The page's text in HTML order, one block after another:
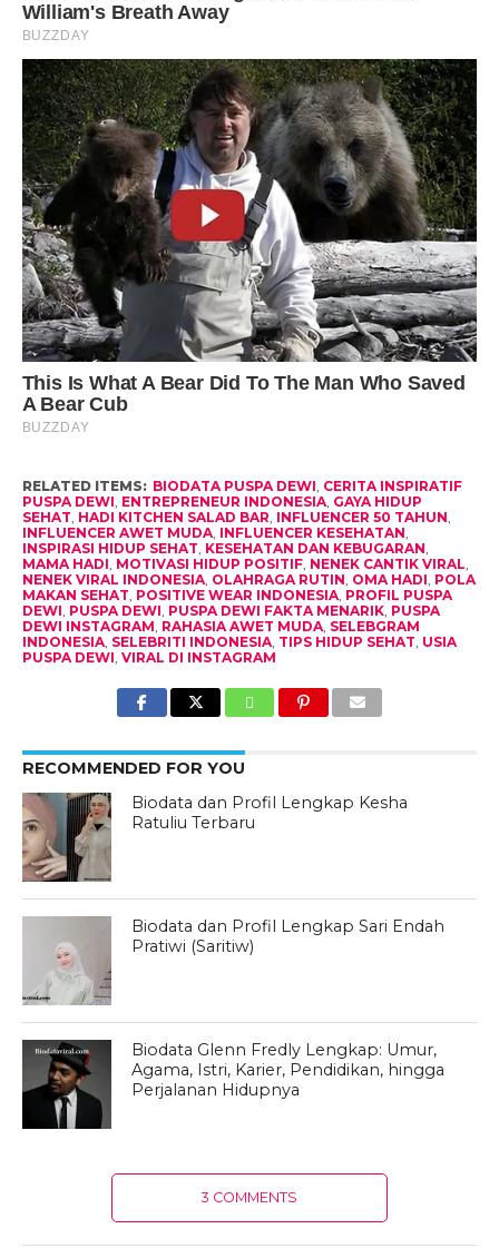
RELATED ITEMS: BIODATA PUSPA DEWI, CERITA INSPIRATIF
PUSPA DEWI, ENTREPRENEUR INDONESIA, GAYA HIDUP
SEHAT, HADI KITCHEN SALAD BAR, INFLUENCER 50 TAHUN,
INFLUENCER AWET MUDA, INFLUENCER KESEHATAN,
INSPIRASI HIDUP SEHAT, KESEHATAN DAN KEBUGARAN,
MAMA HADI, MOTIVASI HIDUP POSITIF, NENEK CANTIK VIRAL,
NENEK VIRAL INDONESIA, OLAHRAGA RUTIN, OMA HADI, POLA
MAKAN SEHAT, POSITIVE WEAR INDONESIA, PROFIL PUSPA
DEWI, PUSPA DEWI, PUSPA DEWI FAKTA MENARIK, PUSPA
DEWI INSTAGRAM, RAHASIA AWET MUDA, SELEBGRAM
INDONESIA, SELEBRITI INDONESIA, TIPS HIDUP SEHAT, USIA
PUSPA DEWI, VIRAL DI INSTAGRAM
RECOMMENDED FOR YOU
Biodata dan Profil Lengkap Kesha
Ratuliu Terbaru
Biodata dan Profil Lengkap Sari Endah
Pratiwi (Saritiw)
Biodata Glenn Fredly Lengkap: Umur,
Agama, Istri, Karier, Pendidikan, hingga
Perjalanan Hidupnya
3 COMMENTS